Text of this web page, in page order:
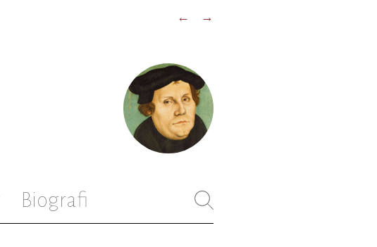
← →
Biografi